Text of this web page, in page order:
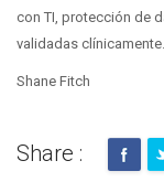
con TI, protección de
validadas clínicamente.
Shane Fitch
Share :